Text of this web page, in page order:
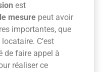
est
mesure peut avoir
importantes, que
C’est
de faire appel à
réaliser ce